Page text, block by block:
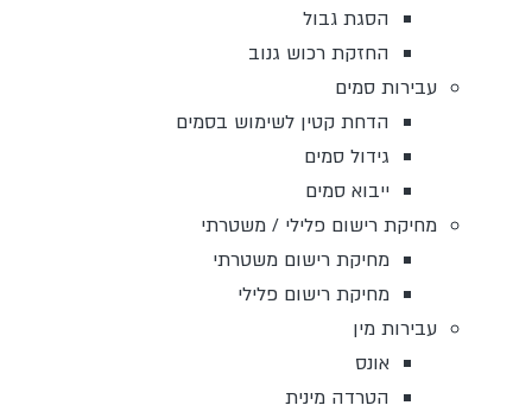
הסגת גבול
החזקת רכוש גנוב
עבירות סמים
הדחת קטין לשימוש בסמים
גידול סמים
ייבוא סמים
מחיקת רישום פלילי / משטרתי
מחיקת רישום משטרתי
מחיקת רישום פלילי
עבירות מין
אונס
הטרדה מינית